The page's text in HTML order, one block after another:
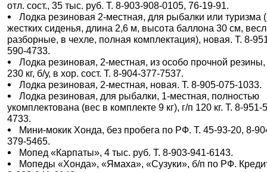
отл. сост., 35 тыс. руб. Т. 8-903-908-0105, 76-19-91.
Лодка резиновая 2-местная, для рыбалки или туризма
жестких сиденья, длина 2,6 м, высота баллона 30 см,
разборные, в чехле, полная комплектация), новая. Т. 8-
590-4733.
Лодка резиновая, 2-местная, из особо прочной резины,
230 кг, б/у, в хор. сост. Т. 8-904-377-7537.
Лодка резиновая, 2-местная, новая. Т. 8-905-075-1033.
Лодка резиновая, для рыбалки, 1-местная, полностью
укомплектована (вес в комплекте 9 кг), г/п 120 кг. Т. 8-951-
4733.
Мини-мокик Хонда, без пробега по РФ. Т. 45-93-20, 8-
379-5465.
Мопед «Карпаты», 4 тыс. руб. Т. 8-903-941-6143.
Мопеды «Хонда», «Ямаха», «Сузуки», б/п по РФ.